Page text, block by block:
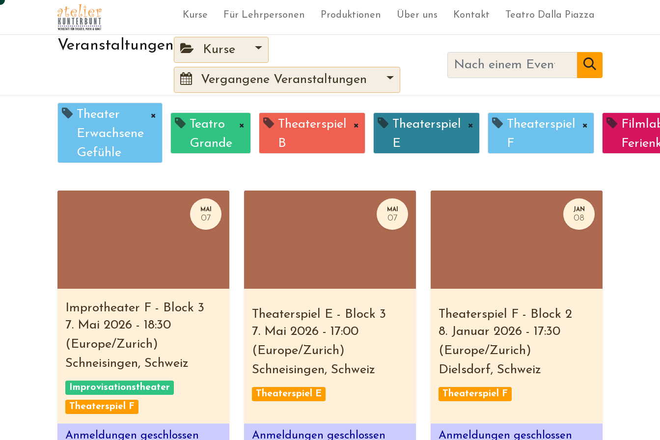
Kurse Für Lehrpersonen Produktionen Über uns Kontakt Teatro Dalla Piazza
Veranstaltungen Kurse
Vergangene Veranstaltungen
Theater
Erwachsene
Gefühle
×
Teatro
Grande
×
Theaterspiel
B
×
Theaterspiel
E
×
Theaterspiel
F
×
MAI
07
Improtheater F - Block 3
7. Mai 2026 - 18:30
( Europe/Zurich )
Schneisingen, Schweiz
Improvisationstheater
Theaterspiel F
Anmeldungen geschlossen
MAI
07
Theaterspiel E - Block 3
7. Mai 2026 - 17:00
( Europe/Zurich )
Schneisingen, Schweiz
Theaterspiel E
Anmeldungen geschlossen
JAN
08
Theaterspiel F - Block 2
8. Januar 2026 - 17:30
( Europe/Zurich )
Dielsdorf, Schweiz
Theaterspiel F
Anmeldungen geschlossen